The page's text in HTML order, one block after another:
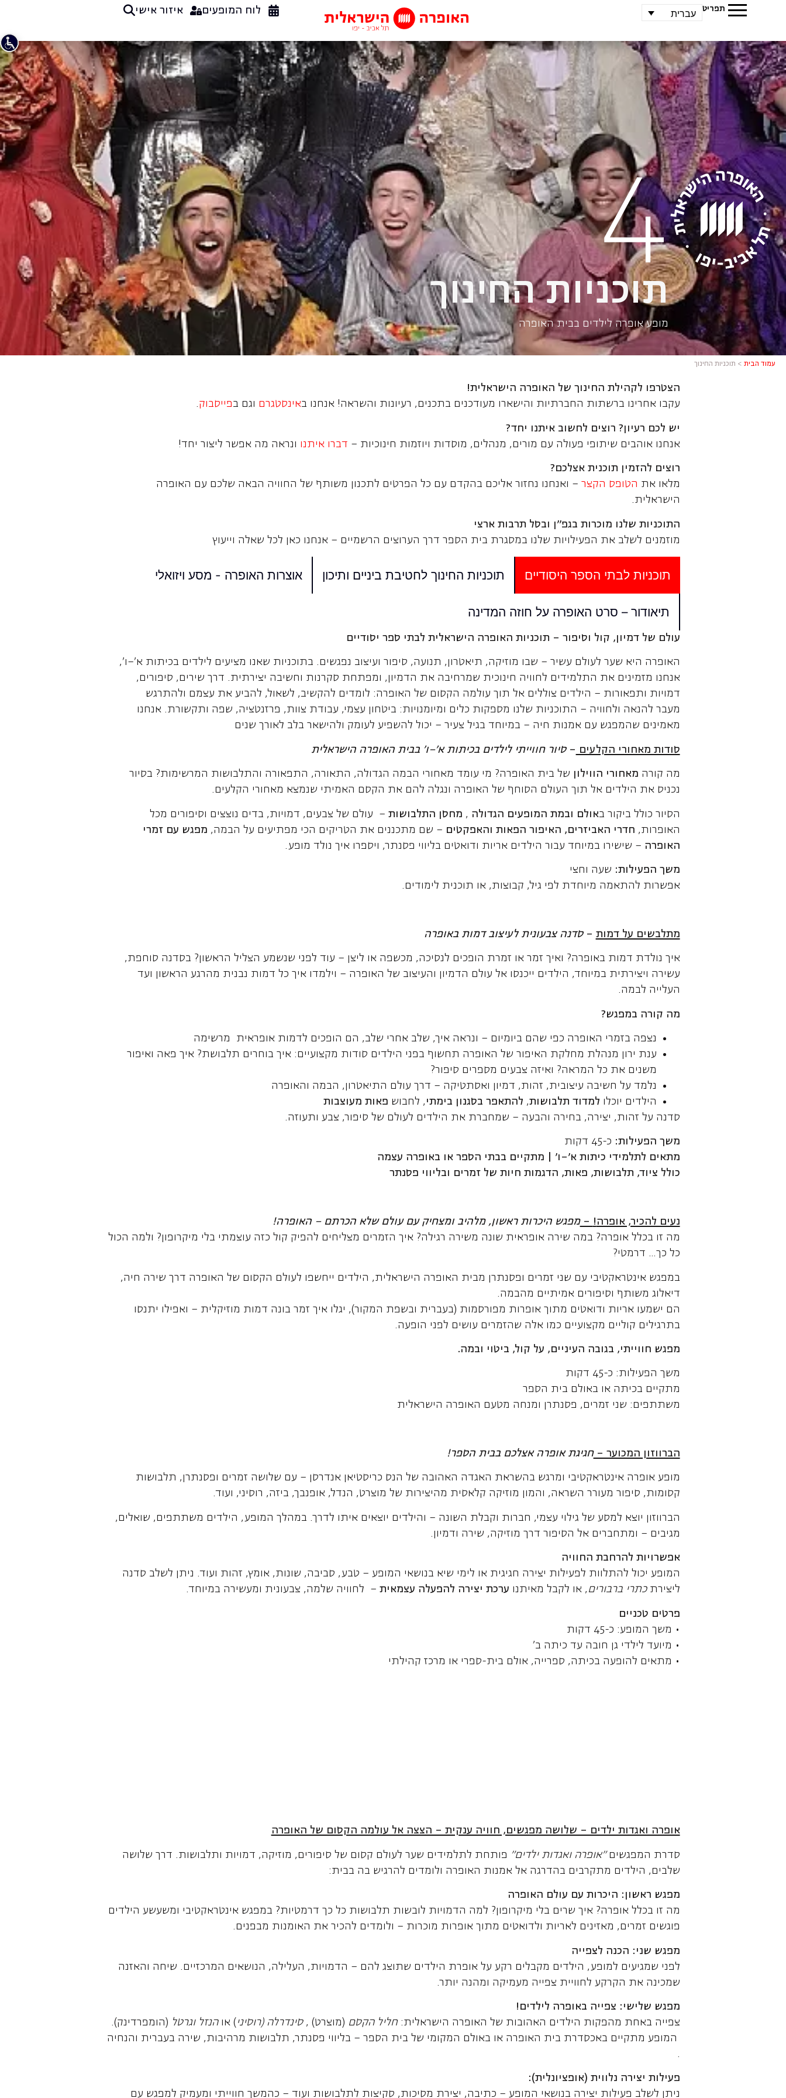
תפריט עברית לוח המופעים איזור אישי
תוכניות החינוך
מופע אופרה לילדים בבית האופרה
עמוד הבית > תוכניות החינוך
הצטרפו לקהילת החינוך של האופרה הישראלית!
עקבו אחרינו ברשתות החברתיות והישארו מעודכנים בתכנים, רעיונות והשראה! אנחנו באינסטגרם וגם בפייסבוק.
יש לכם רעיון? רוצים לחשוב איתנו יחד?
אנחנו אוהבים שיתופי פעולה עם מורים, מנהלים, מוסדות ויוזמות חינוכיות – דברו איתנו ונראה מה אפשר ליצור יחד!
רוצים להזמין תוכנית אצלכם?
מלאו את הטופס הקצר – ואנחנו נחזור אליכם בהקדם עם כל הפרטים לתכנון משותף של החוויה הבאה שלכם עם האופרה
הישראלית.
התוכניות שלנו מוכרות בגפ"ן ובסל תרבות ארצי
מוזמנים לשלב את הפעילויות שלנו במסגרת בית הספר דרך הערוצים הרשמיים – אנחנו כאן לכל שאלה וייעוץ
תוכניות לבתי הספר היסודיים תוכניות החינוך לחטיבת ביניים ותיכון אוצרות האופרה - מסע ויזואלי
תיאודור – סרט האופרה על חוזה המדינה
עולם של דמיון, קול וסיפור – תוכניות האופרה הישראלית לבתי ספר יסודיים
האופרה היא שער לעולם עשיר – שבו מוזיקה, תיאטרון, תנועה, סיפור ועיצוב נפגשים. בתוכניות שאנו מציעים לילדים בכיתות א'–ו',
אנחנו מזמינים את התלמידים לחוויה חינוכית שמרחיבה את הדמיון, ומפתחת סקרנות וחשיבה יצירתית. דרך שירים, סיפורים,
דמויות ותפאורות – הילדים צוללים אל תוך עולמה הקסום של האופרה: לומדים להקשיב, לשאול, להביע את עצמם ולהתרגש
מעבר להנאה ולחוויה – התוכניות שלנו מספקות כלים ומיומנויות: ביטחון עצמי, עבודת צוות, פרזנטציה, שפה ותקשורת. אנחנו
מאמינים שהמפגש עם אמנות חיה – במיוחד בגיל צעיר – יכול להשפיע לעומק ולהישאר בלב לאורך שנים
סודות מאחורי הקלעים –סיור חווייתי לילדים בכיתות א'–ו' בבית האופרה הישראלית
מה קורה מאחורי הווילון של בית האופרה? מי עומד מאחורי הבמה הגדולה, התאורה, התפאורה והתלבושות המרשימות? בסיור
נכניס את הילדים אל תוך העולם הסוחף של האופרה ונגלה להם את הקסם האמיתי שנמצא מאחורי הקלעים.
הסיור כולל ביקור באולם ובמת המופעים הגדולה , מחסן התלבושות – עולם של צבעים, דמויות, בדים נוצצים וסיפורים מכל
האופרות, חדרי האביזרים, האיפור הפאות והאפקטים – שם מתכננים את הטריקים הכי מפתיעים על הבמה, מפגש עם זמרי
האופרה – שישירו במיוחד עבור הילדים אריות ודואטים בליווי פסנתר, ויספרו איך נולד מופע.
משך הפעילות: שעה וחצי
אפשרות להתאמה מיוחדת לפי גיל, קבוצות, או תוכנית לימודים.
מתלבשים על דמות –סדנה צבעונית לעיצוב דמות באופרה
איך נולדת דמות באופרה? ואיך זמר או זמרת הופכים לנסיכה, מכשפה או ליצן – עוד לפני שנשמע הצליל הראשון? בסדנה סוחפת,
עשירה ויצירתית במיוחד, הילדים ייכנסו אל עולם הדמיון והעיצוב של האופרה – וילמדו איך כל דמות נבנית מהרגע הראשון ועד
העלייה לבמה.
מה קורה במפגש?
נצפה בזמרי האופרה כפי שהם ביומיום – ונראה איך, שלב אחרי שלב, הם הופכים לדמות אופראית מרשימה
ענת ירון מנהלת מחלקת האיפור של האופרה תחשוף בפני הילדים סודות מקצועיים: איך בוחרים תלבושת? איך פאה ואיפור
משנים את כל המראה? ואיזה צבעים מספרים סיפור?
נלמד על חשיבה עיצובית, זהות, דמיון ואסתטיקה – דרך עולם התיאטרון, הבמה והאופרה
הילדים יוכלו למדוד תלבושות, להתאפר בסגנון בימתי , לחבוש פאות מעוצבות
סדנה על זהות, יצירה, בחירה והבעה – שמחברת את הילדים לעולם של סיפור, צבע ותעוזה.
משך הפעילות: כ-45 דקות
מתאים לתלמידי כיתות א'–ו' | מתקיים בבתי הספר או באופרה עצמה
כולל ציוד, תלבושות, פאות, הדגמות חיות של זמרים ובליווי פסנתר
נעים להכיר, אופרה!
–מפגש היכרות ראשון, מלהיב ומצחיק עם עולם שלא הכרתם – האופרה!
מה זו בכלל אופרה? במה שירה אופראית שונה משירה רגילה? איך הזמרים מצליחים להפיק קול כזה עוצמתי בלי מיקרופון? ולמה הכול
כל כך… דרמטי?
במפגש אינטראקטיבי עם שני זמרים ופסנתרן מבית האופרה הישראלית, הילדים ייחשפו לעולם הקסום של האופרה דרך שירה חיה,
דיאלוג משותף וסיפורים אמיתיים מהבמה.
הם ישמעו אריות ודואטים מתוך אופרות מפורסמות (בעברית ובשפת המקור), יגלו איך זמר בונה דמות מוזיקלית – ואפילו יתנסו
בתרגילים קוליים מקצועיים כמו אלה שהזמרים עושים לפני הופעה.
מפגש חווייתי, בגובה העיניים, על קול, ביטוי ובמה.
משך הפעילות: כ-45 דקות
מתקיים בכיתה או באולם בית הספר
משתתפים: שני זמרים, פסנתרן ומנחה מטעם האופרה הישראלית
הברווזון המכוער –חגיגת אופרה אצלכם בבית הספר!
מופע אופרה אינטראקטיבי ומרגש בהשראת האגדה האהובה של הנס כריסטיאן אנדרסן – עם שלושה זמרים ופסנתרן, תלבושות
קסומות, סיפור מעורר השראה, והמון מוזיקה קלאסית מהיצירות של מוצרט, הנדל, אופנבך, ביזה, רוסיני, ועוד.
הברווזון יוצא למסע של גילוי עצמי, חברות וקבלת השונה – והילדים יוצאים איתו לדרך. במהלך המופע, הילדים משתתפים, שואלים,
מגיבים – ומתחברים אל הסיפור דרך מוזיקה, שירה ודמיון.
אפשרויות להרחבת החוויה
המופע יכול להתלוות לפעילות יצירה חגיגית או לימי שיא בנושאי המופע – טבע, סביבה, שונות, אומץ, זהות ועוד. ניתן לשלב סדנה
ליצירתכתרי ברבורים , או לקבל מאיתנו ערכת יצירה להפעלה עצמאית – לחוויה שלמה, צבעונית ומעשירה במיוחד.
פרטים טכניים
• משך המופע: כ-45 דקות
• מיועד לילדי גן חובה עד כיתה ב'
• מתאים להופעה בכיתה, ספרייה, אולם בית-ספרי או מרכז קהילתי
אופרה ואגדות ילדים – שלושה מפגשים, חוויה ענקית – הצצה אל עולמה הקסום של האופרה
סדרת המפגשים"אופרה ואגדות ילדים" פותחת לתלמידים שער לעולם קסום של סיפורים, מוזיקה, דמויות ותלבושות. דרך שלושה
שלבים, הילדים מתקרבים בהדרגה אל אמנות האופרה ולומדים להרגיש בה בבית:
מפגש ראשון: היכרות עם עולם האופרה
מה זו בכלל אופרה? איך שרים בלי מיקרופון? למה הדמויות לובשות תלבושות כל כך דרמטיות? במפגש אינטראקטיבי ומשעשע הילדים
פוגשים זמרים, מאזינים לאריות ולדואטים מתוך אופרות מוכרות – ולומדים להכיר את האומנות מבפנים.
מפגש שני: הכנה לצפייה
לפני שמגיעים למופע, הילדים מקבלים רקע על אופרת הילדים שתוצג להם – הדמויות, העלילה, הנושאים המרכזיים. שיחה והאזנה
שמכינה את הקרקע לחוויית צפייה מעמיקה ומהנה יותר.
מפגש שלישי: צפייה באופרה לילדים !
צפייה באחת מהפקות הילדים האהובות של האופרה הישראלית:חליל הקסם (מוצרט) ,סינדרלה (רוסיני ) אוהנזל וגרטל (הומפרדינק).
המופע מתקיים באכסדרת בית האופרה או באולם המקומי של בית הספר – בליווי פסנתר, תלבושות מרהיבות, שירה בעברית והנחיה
.
פעילות יצירה נלווית (אופציונלית):
ניתן לשלב פעילות יצירה בנושאי המופע – כתיבה, יצירת מסיכות, סקיצות לתלבושות ועוד – כהמשך חווייתי ומעמיק למפגש עם